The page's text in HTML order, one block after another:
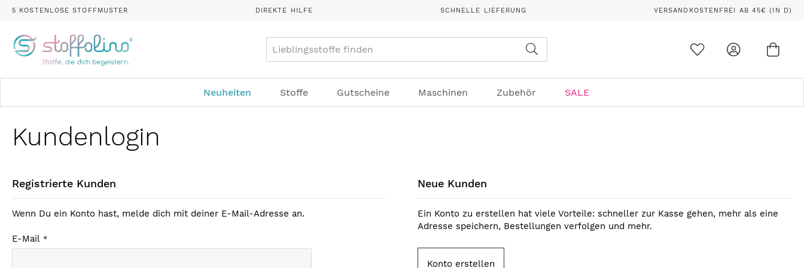
5 KOSTENLOSE STOFFMUSTER DIREKTE HILFE SCHNELLE LIEFERUNG VERSANDKOSTENFREI AB 45€ (IN D)
Suche
Neuheiten Stoffe Gutscheine Maschinen Zubehör SALE
Kundenlogin
Registrierte Kunden
Wenn Du ein Konto hast, melde dich mit deiner E-Mail-Adresse an.
E-Mail
Neue Kunden
Ein Konto zu erstellen hat viele Vorteile: schneller zur Kasse gehen, mehr als eine
Adresse speichern, Bestellungen verfolgen und mehr.
Konto erstellen